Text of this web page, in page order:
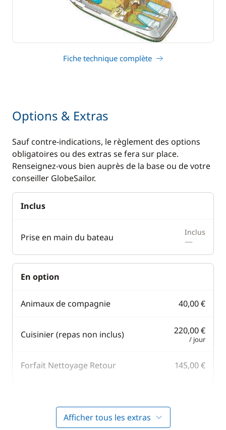
Fiche technique complète
Options & Extras
Sauf contre-indications, le règlement des options
obligatoires ou des extras se fera sur place.
Renseignez-vous bien auprès de la base ou de votre
conseiller GlobeSailor.
Inclus
Prise en main du bateau Inclus
—
En option
Animaux de compagnie 40,00 €
Cuisinier (repas non inclus) 220,00 €
/ jour
Forfait Nettoyage Retour 145,00 €
Afficher tous les extras